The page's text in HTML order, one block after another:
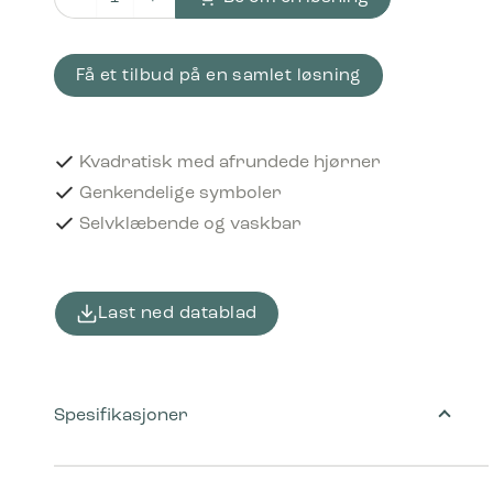
Piktogram Refundable 12x12 cm Selvklæbende Sort
Få et tilbud på en samlet løsning
Kvadratisk med afrundede hjørner
Genkendelige symboler
Selvklæbende og vaskbar
Last ned datablad
Spesifikasjoner